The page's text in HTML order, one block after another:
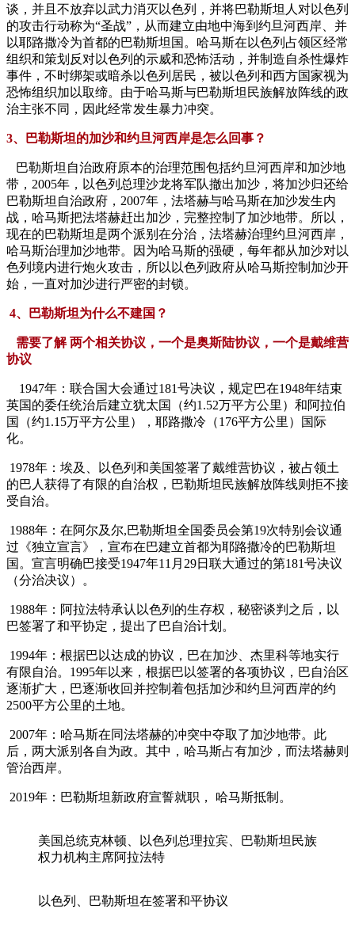
谈，并且不放弃以武力消灭以色列，并将巴勒斯坦人对以色列
的攻击行动称为“圣战”，从而建立由地中海到约旦河西岸、并
以耶路撒冷为首都的巴勒斯坦国。哈马斯在以色列占领区经常
组织和策划反对以色列的示威和恐怖活动，并制造自杀性爆炸
事件，不时绑架或暗杀以色列居民，被以色列和西方国家视为
恐怖组织加以取缔。由于哈马斯与巴勒斯坦民族解放阵线的政
治主张不同，因此经常发生暴力冲突。
3、巴勒斯坦的加沙和约旦河西岸是怎么回事？
巴勒斯坦自治政府原本的治理范围包括约旦河西岸和加沙地
带，2005年，以色列总理沙龙将军队撤出加沙，将加沙归还给
巴勒斯坦自治政府，2007年，法塔赫与哈马斯在加沙发生内
战，哈马斯把法塔赫赶出加沙，完整控制了加沙地带。所以，
现在的巴勒斯坦是两个派别在分治，法塔赫治理约旦河西岸，
哈马斯治理加沙地带。因为哈马斯的强硬，每年都从加沙对以
色列境内进行炮火攻击，所以以色列政府从哈马斯控制加沙开
始，一直对加沙进行严密的封锁。
4、巴勒斯坦为什么不建国？
需要了解 两个相关协议，一个是奥斯陆协议，一个是戴维营
协议
1947年：联合国大会通过181号决议，规定巴在1948年结束
英国的委任统治后建立犹太国（约1.52万平方公里）和阿拉伯
国（约1.15万平方公里），耶路撒冷（176平方公里）国际
化。
1978年：埃及、以色列和美国签署了戴维营协议，被占领土
的巴人获得了有限的自治权，巴勒斯坦民族解放阵线则拒不接
受自治。
1988年：在阿尔及尔,巴勒斯坦全国委员会第19次特别会议通
过《独立宣言》，宣布在巴建立首都为耶路撒冷的巴勒斯坦
国。宣言明确巴接受1947年11月29日联大通过的第181号决议
（分治决议）。
1988年：阿拉法特承认以色列的生存权，秘密谈判之后，以
巴签署了和平协定，提出了巴自治计划。
1994年：根据巴以达成的协议，巴在加沙、杰里科等地实行
有限自治。1995年以来，根据巴以签署的各项协议，巴自治区
逐渐扩大，巴逐渐收回并控制着包括加沙和约旦河西岸的约
2500平方公里的土地。
2007年：哈马斯在同法塔赫的冲突中夺取了加沙地带。此
后，两大派别各自为政。其中，哈马斯占有加沙，而法塔赫则
管治西岸。
2019年：巴勒斯坦新政府宣誓就职， 哈马斯抵制。
美国总统克林顿、以色列总理拉宾、巴勒斯坦民族
权力机构主席阿拉法特
以色列、巴勒斯坦在签署和平协议